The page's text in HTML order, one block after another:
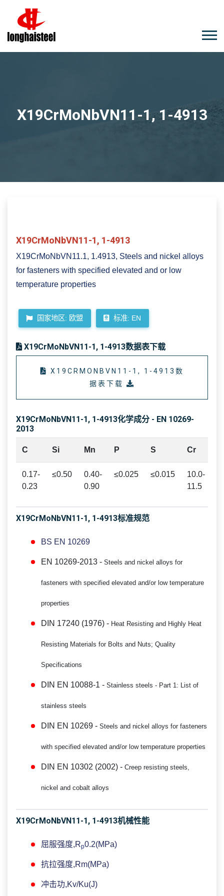
X19CrMoNbVN11-1, 1-4913
X19CrMoNbVN11-1, 1-4913
X19CrMoNbVN11.1, 1.4913, Steels and nickel alloys
for fasteners with specified elevated and or low
temperature properties
国家地区: 欧盟 标准: EN
X19CrMoNbVN11-1, 1-4913数据表下载
X19CRMONBVN11-1, 1-4913数
据表下载
X19CrMoNbVN11-1, 1-4913化学成分 - EN 10269-
2013
C Si Mn P S Cr
0.17-
0.23
≤0.50
0.40-
0.90
≤0.025 ≤0.015
10.0-
11.5
X19CrMoNbVN11-1, 1-4913标准规范
BS EN 10269
EN 10269-2013 - Steels and nickel alloys for
fasteners with specified elevated and/or low temperature
properties
DIN 17240 (1976) - Heat Resisting and Highly Heat
Resisting Materials for Bolts and Nuts; Quality
Specifications
DIN EN 10088-1 - Stainless steels - Part 1: List of
stainless steels
DIN EN 10269 - Steels and nickel alloys for fasteners
with specified elevated and/or low temperature properties
DIN EN 10302 (2002) - Creep resisting steels,
nickel and cobalt alloys
X19CrMoNbVN11-1, 1-4913机械性能
屈服强度,Rp0.2(MPa)
抗拉强度,Rm(MPa)
冲击功,Kv/Ku(J)